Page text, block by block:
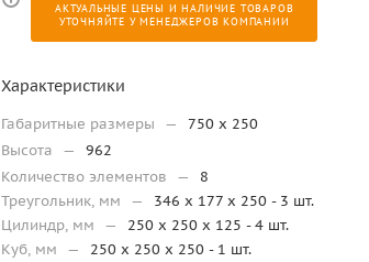
АКТУАЛЬНЫЕ ЦЕНЫ И НАЛИЧИЕ ТОВАРОВ
УТОЧНЯЙТЕ У МЕНЕДЖЕРОВ КОМПАНИИ
Характеристики
Габаритные размеры —
750 x 250
Высота
—
962
Количество элементов
—
8
Треугольник, мм
—
346 x 177 x 250 - 3 шт.
Цилиндр, мм
—
250 x 250 x 125 - 4 шт.
Куб, мм
—
250 х 250 x 250 - 1 шт.